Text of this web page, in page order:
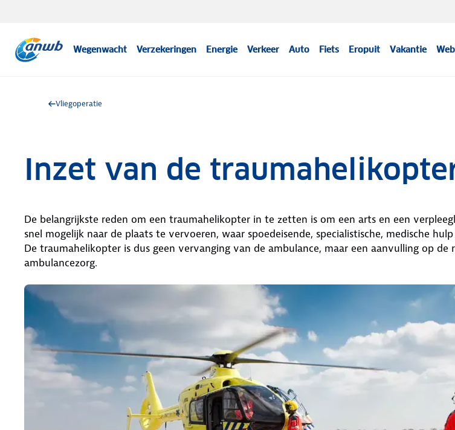
Wegenwacht Verzekeringen Energie Verkeer Auto Fiets Eropuit Vakantie
Vliegoperatie
Inzet van de
De belangrijkste reden om een traumahelikopter in te zetten is om een arts en een
snel mogelijk naar de plaats te vervoeren, waar spoedeisende, specialistische, medische
De traumahelikopter is dus geen vervanging van de ambulance, maar een aanvulling op de
ambulancezorg.